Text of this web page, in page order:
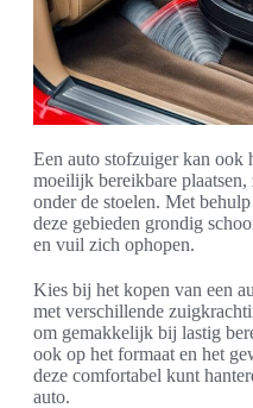
Een auto stofzuiger kan ook
moeilijk bereikbare plaatsen,
onder de stoelen. Met
deze gebieden grondig
en vuil zich ophopen.
Kies bij het kopen van een
met verschillende
om gemakkelijk bij lastig
ook op het formaat en het
deze comfortabel kunt
auto.